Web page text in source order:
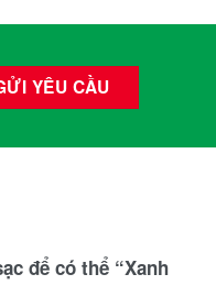
để có thể “Xanh